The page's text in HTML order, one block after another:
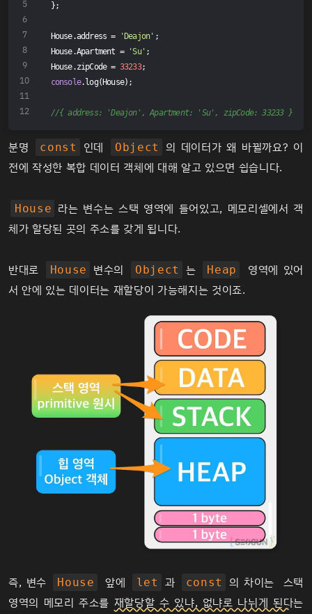
};
House.address = 'Deajon' ;
House.Apartment = 'Su' ;
House.zipCode = 33233;
console.log(House);
//{ address: 'Deajon', Apartment: 'Su', zipCode: 33233 }
분명 const 인데 Object
의 데이터가 왜 바뀔까요? 이
전에 작성한 복합 데이터 객체에 대해 알고 있으면 쉽습니다.
House 라는 변수는 스택 영역에 들어있고, 메모리셀에서 객
체가 할당된 곳의 주소를 갖게 됩니다.
반대로 House 변수의 Object 는 Heap
영역에 있어
서 안에 있는 데이터는 재할당이 가능해지는 것이죠.
즉, 변수 House 앞에 let 과 const
의 차이는 스택
영역의 메모리 주소를 재할당할 수 있냐, 없냐로 나뉘게 된다는